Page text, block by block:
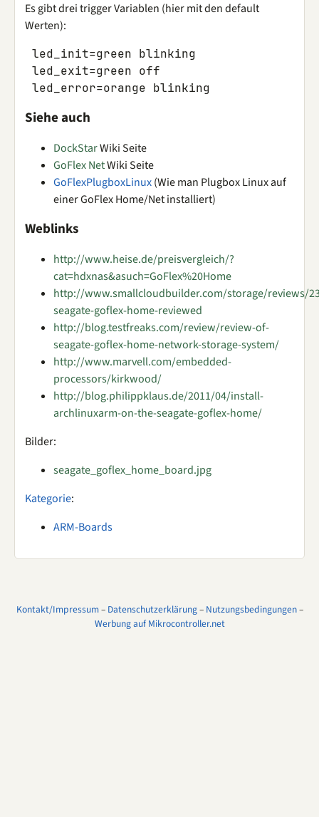
Es gibt drei trigger Variablen (hier mit den default
Werten):
led_init=green blinking
led_exit=green off
Siehe auch
DockStarWiki Seite
GoFlex NetWiki Seite
GoFlexPlugboxLinux(Wie man Plugbox Linux auf
einer GoFlex Home/Net installiert)
Weblinks
http://www.heise.de/preisvergleich/?
cat=hdxnas&asuch=GoFlex%20Home
http://www.smallcloudbuilder.com/storage/reviews/
seagate-goflex-home-reviewed
http://blog.testfreaks.com/review/review-of-
seagate-goflex-home-network-storage-system/
http://www.marvell.com/embedded-
processors/kirkwood/
http://blog.philippklaus.de/2011/04/install-
archlinuxarm-on-the-seagate-goflex-home/
Bilder:
seagate_goflex_home_board.jpg
Kategorie:
ARM-Boards
Kontakt/Impressum– Datenschutzerklärung– Nutzungsbedingungen–
Werbung auf Mikrocontroller.net